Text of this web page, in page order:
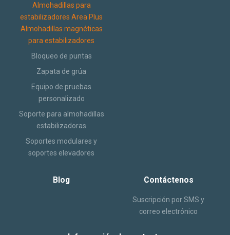
Almohadillas para
estabilizadores Area Plus
Almohadillas magnéticas
para estabilizadores
Bloqueo de puntas
Zapata de grúa
Equipo de pruebas
personalizado
Soporte para almohadillas
estabilizadoras
Soportes modulares y
soportes elevadores
Blog Contáctenos
Suscripción por SMS y
correo electrónico